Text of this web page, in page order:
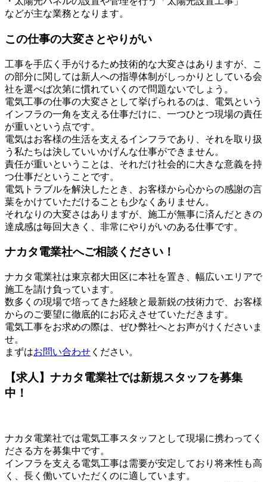
などが主な業務となります。
この仕事の大変さとやりがい
工事を手広く手がけるため技術的な大変さはありますが、こ
の部分に関しては新人への指導体制がしっかりとしている会
社を選べば次第に慣れていくので問題ないでしょう。
電気工事の仕事の大変さとして挙げられるのは、電気という
インフラの一角を支える仕事だけに、一つひとつ現場の責任
が重いという点です。
電気はお客様の生活を支えるインフラであり、それを取り扱
う私たちは決していいかげんな仕事ができません。
責任が重いということは、それだけ社会的に大きな意義を持
つ仕事だということです。
電気トラブルを解決したとき、お客様から心からの感謝の言
葉をかけていただけることも少なくありません。
それなりの大変さはありますが、施工が無事に済んだときの
達成感は毎回大きく、非常にやりがいのある仕事です。
ナカタ電業社へご相談ください！
ナカタ電業社は東京都大田区に本社を置き、幅広いエリアで
施工を請け負っています。
数多くの現場で培ってきた経験と最新鋭の技術力で、お客様
からのご要望に徹底的にお応えさせていただきます。
電気工事をお求めの際は、ぜひ弊社へとお声がけくださいま
せ。
まずはお問い合わせ ください。
【求人】ナカタ電業社では新規スタッフを募集
中！
ナカタ電業社では電気工事スタッフとして現場に携わってく
ださる方を募集中です。
インフラを支える電気工事は需要が安定しており将来性も高
く、長く働いていただくのに適しています。